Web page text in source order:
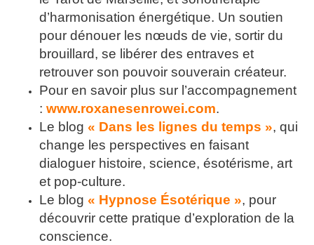
d’harmonisation énergétique. Un soutien
pour dénouer les nœuds de vie, sortir du
brouillard, se libérer des entraves et
retrouver son pouvoir souverain créateur.
Pour en savoir plus sur l’accompagnement
: www.roxanesenrowei.com.
Le blog « Dans les lignes du temps », qui
change les perspectives en faisant
dialoguer histoire, science, ésotérisme, art
et pop-culture.
Le blog « Hypnose Ésotérique », pour
découvrir cette pratique d’exploration de la
conscience.